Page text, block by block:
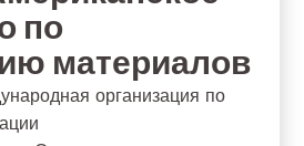
по
материалов
организация по